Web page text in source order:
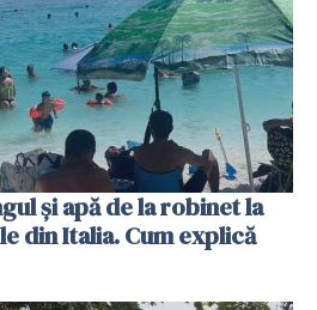
și apă de la robinet la
din Italia. Cum explică